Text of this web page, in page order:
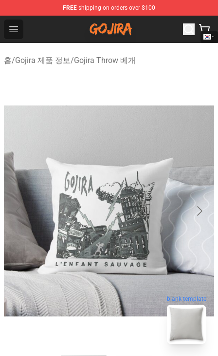
FREE shipping on orders over $100
Open menu
Gojira Shop - Official Gojira Merchandise Store
홈/Gojira 제품 정보/Gojira Throw 베개
blank template